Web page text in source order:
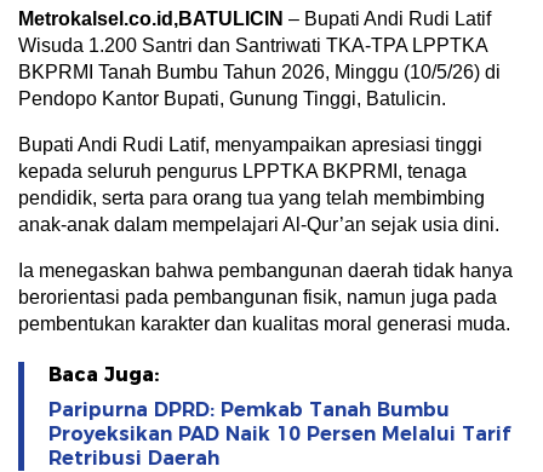
Metrokalsel.co.id,BATULICIN – Bupati Andi Rudi Latif
Wisuda 1.200 Santri dan Santriwati TKA-TPA LPPTKA
BKPRMI Tanah Bumbu Tahun 2026, Minggu (10/5/26) di
Pendopo Kantor Bupati, Gunung Tinggi, Batulicin.
Bupati Andi Rudi Latif, menyampaikan apresiasi tinggi
kepada seluruh pengurus LPPTKA BKPRMI, tenaga
pendidik, serta para orang tua yang telah membimbing
anak-anak dalam mempelajari Al-Qur’an sejak usia dini.
Ia menegaskan bahwa pembangunan daerah tidak hanya
berorientasi pada pembangunan fisik, namun juga pada
pembentukan karakter dan kualitas moral generasi muda.
Baca Juga:
Paripurna DPRD: Pemkab Tanah Bumbu
Proyeksikan PAD Naik 10 Persen Melalui Tarif
Retribusi Daerah